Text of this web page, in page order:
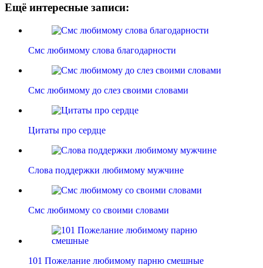
Ещё интересные записи:
Смс любимому слова благодарности
Смс любимому до слез своими словами
Цитаты про сердце
Слова поддержки любимому мужчине
Смс любимому со своими словами
101 Пожелание любимому парню смешные